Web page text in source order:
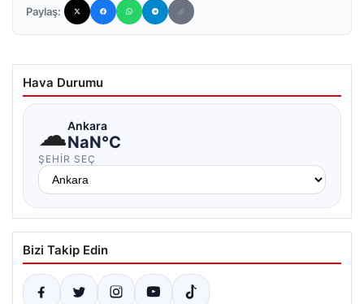
Paylaş:
Hava Durumu
☁Ankara
NaN°C
ŞEHIR SEÇ
Bizi Takip Edin